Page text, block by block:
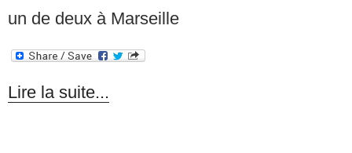
un de deux à Marseille
Lire la suite...